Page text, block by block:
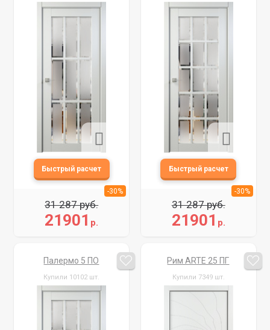
21901 р.
31 287 руб.
-30%
21901 р.
31 287 руб.
-30%
Палермо 5 ПО
Купили 10102 шт.
Рим ARTE 25 ПГ
Купили 7349 шт.